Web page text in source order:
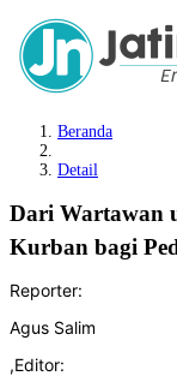
Beranda
Detail
Dari Wartawan
Kurban bagi
Reporter:
Agus Salim
,Editor: